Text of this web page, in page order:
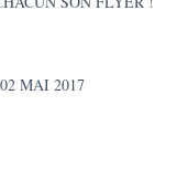
MAI 2017